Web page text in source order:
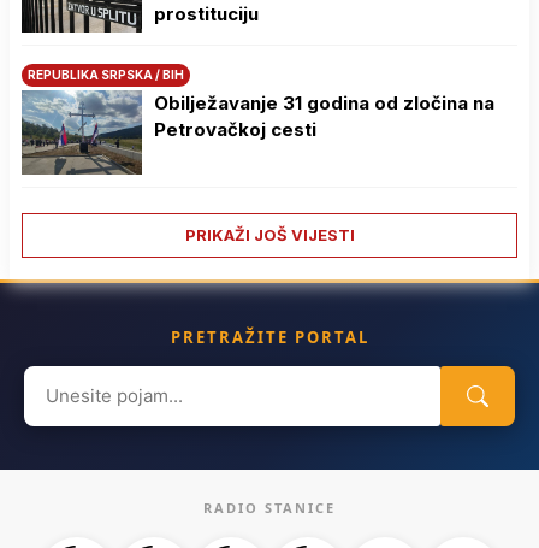
prostituciju
REPUBLIKA SRPSKA / BIH
Obilježavanje 31 godina od zločina na
Petrovačkoj cesti
PRIKAŽI JOŠ VIJESTI
PRETRAŽITE PORTAL
Search
for:
RADIO STANICE